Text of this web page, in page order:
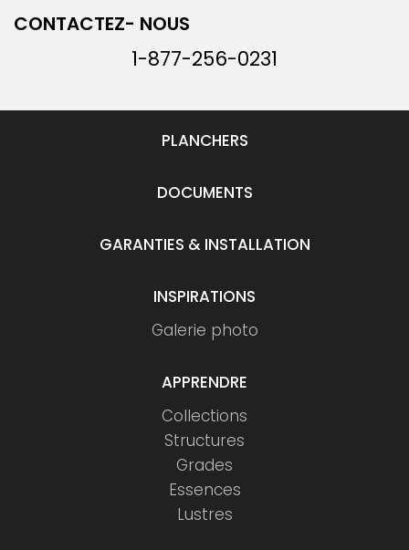
CONTACTEZ- NOUS
1-877-256-0231
PLANCHERS
DOCUMENTS
GARANTIES & INSTALLATION
INSPIRATIONS
Galerie photo
APPRENDRE
Collections
Structures
Grades
Essences
Lustres